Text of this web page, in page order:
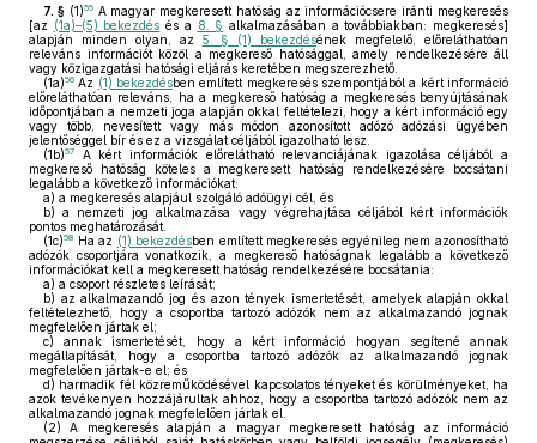
7. § (1)55A magyar megkeresett hatóság az információcsere iránti megkeresés
[az (1a)–(5) bekezdés és a 8. § alkalmazásában a továbbiakban: megkeresés]
alapján minden olyan, az 5. § (1) bekezdésének megfelelő, előreláthatóan
releváns információt közöl a megkereső hatósággal, amely rendelkezésére áll
vagy közigazgatási hatósági eljárás keretében megszerezhető.
(1a)56 Az (1) bekezdésben említett megkeresés szempontjából a kért információ
előreláthatóan releváns, ha a megkereső hatóság a megkeresés benyújtásának
időpontjában a nemzeti joga alapján okkal feltételezi, hogy a kért információ egy
vagy több, nevesített vagy más módon azonosított adózó adózási ügyében
jelentőséggel bír és ez a vizsgálat céljából igazolható lesz.
(1b)57
A kért információk előrelátható relevanciájának igazolása céljából a
megkereső hatóság köteles a megkeresett hatóság rendelkezésére bocsátani
legalább a következő információkat:
a) a megkeresés alapjául szolgáló adóügyi cél, és
b) a nemzeti jog alkalmazása vagy végrehajtása céljából kért információk
pontos meghatározását.
(1c)58 Ha az (1) bekezdésben említett megkeresés egyénileg nem azonosítható
adózók csoportjára vonatkozik, a megkereső hatóságnak legalább a következő
információkat kell a megkeresett hatóság rendelkezésére bocsátania:
a) a csoport részletes leírását;
b) az alkalmazandó jog és azon tények ismertetését, amelyek alapján okkal
feltételezhető, hogy a csoportba tartozó adózók nem az alkalmazandó jognak
megfelelően jártak el;
c) annak ismertetését, hogy a kért információ hogyan segítené annak
megállapítását, hogy a csoportba tartozó adózók az alkalmazandó jognak
megfelelően jártak-e el; és
d) harmadik fél közreműködésével kapcsolatos tényeket és körülményeket, ha
azok tevékenyen hozzájárultak ahhoz, hogy a csoportba tartozó adózók nem az
alkalmazandó jognak megfelelően jártak el.
(2) A megkeresés alapján a magyar megkeresett hatóság az információ